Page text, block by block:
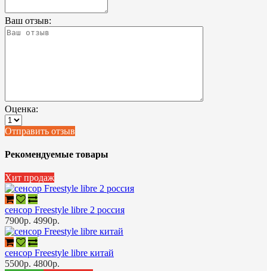
Ваш отзыв:
Оценка:
Отправить отзыв
Рекомендуемые товары
Хит продаж
сенсор Freestyle libre 2 россия
7900р. 4990р.
сенсор Freestyle libre китай
5500р. 4800р.